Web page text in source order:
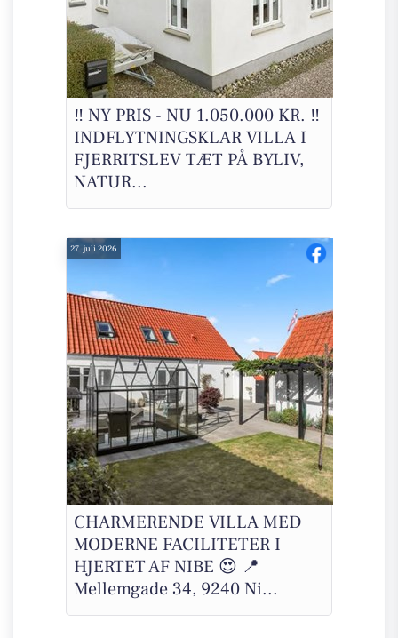
‼️ NY PRIS - NU 1.050.000 KR. ‼️
INDFLYTNINGSKLAR VILLA I
FJERRITSLEV TÆT PÅ BYLIV,
NATUR...
27. juli 2026
CHARMERENDE VILLA MED
MODERNE FACILITETER I
HJERTET AF NIBE 😍 📍
Mellemgade 34, 9240 Ni...